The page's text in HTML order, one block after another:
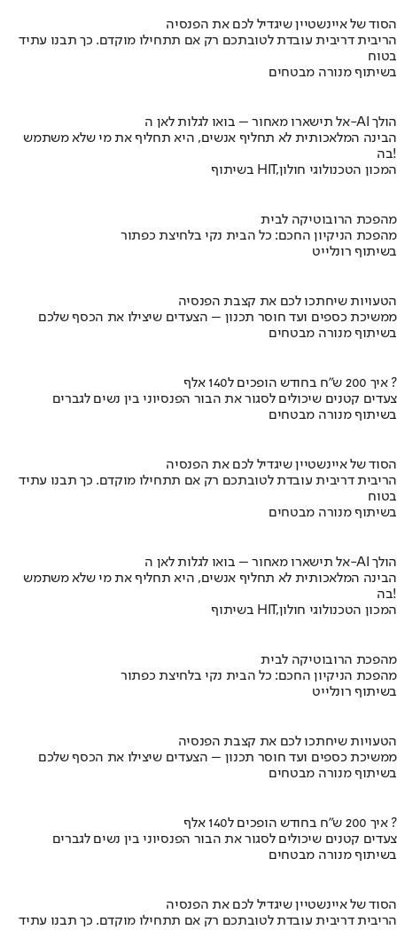
הסוד של איינשטיין שיגדיל לכם את הפנסיה
הריבית דריבית עובדת לטובתכם רק אם תתחילו מוקדם. כך תבנו עתיד
בטוח
בשיתוף מנורה מבטחים
אל תישארו מאחור – בואו לגלות לאן ה-AI הולך
הבינה המלאכותית לא תחליף אנשים, היא תחליף את מי שלא משתמש
בה!
בשיתוף HIT,המכון הטכנולוגי חולון
מהפכת הרובוטיקה לבית
מהפכת הניקיון החכם: כל הבית נקי בלחיצת כפתור
בשיתוף רונלייט
הטעויות שיחתכו לכם את קצבת הפנסיה
ממשיכת כספים ועד חוסר תכנון – הצעדים שיצילו את הכסף שלכם
בשיתוף מנורה מבטחים
איך 200 ש"ח בחודש הופכים ל140 אלף ?
צעדים קטנים שיכולים לסגור את הבור הפנסיוני בין נשים לגברים
בשיתוף מנורה מבטחים
הסוד של איינשטיין שיגדיל לכם את הפנסיה
הריבית דריבית עובדת לטובתכם רק אם תתחילו מוקדם. כך תבנו עתיד
בטוח
בשיתוף מנורה מבטחים
אל תישארו מאחור – בואו לגלות לאן ה-AI הולך
הבינה המלאכותית לא תחליף אנשים, היא תחליף את מי שלא משתמש
בה!
בשיתוף HIT,המכון הטכנולוגי חולון
מהפכת הרובוטיקה לבית
מהפכת הניקיון החכם: כל הבית נקי בלחיצת כפתור
בשיתוף רונלייט
הטעויות שיחתכו לכם את קצבת הפנסיה
ממשיכת כספים ועד חוסר תכנון – הצעדים שיצילו את הכסף שלכם
בשיתוף מנורה מבטחים
איך 200 ש"ח בחודש הופכים ל140 אלף ?
צעדים קטנים שיכולים לסגור את הבור הפנסיוני בין נשים לגברים
בשיתוף מנורה מבטחים
הסוד של איינשטיין שיגדיל לכם את הפנסיה
הריבית דריבית עובדת לטובתכם רק אם תתחילו מוקדם. כך תבנו עתיד